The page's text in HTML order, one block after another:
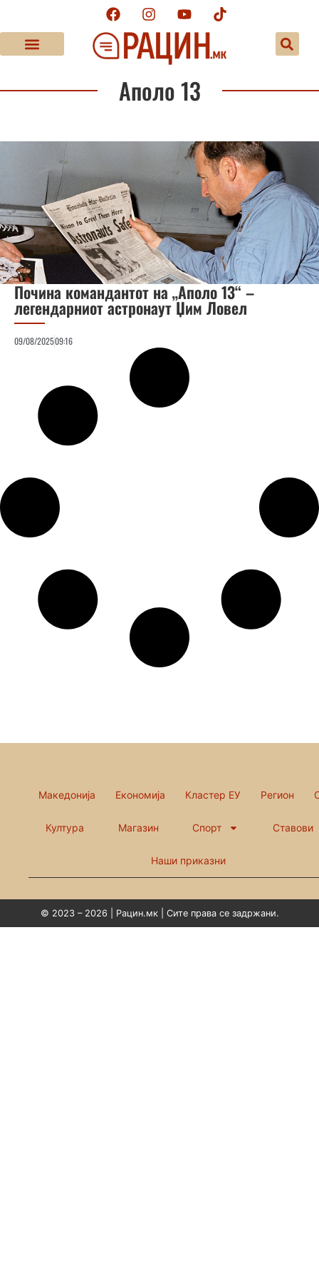
Аполо 13
Почина командантот на „Аполо 13“ –
легендарниот астронаут Џим Ловел
09/08/202509:16
Македонија Економија Кластер ЕУ Регион
Култура Магазин Спорт Ставови
Наши приказни
© 2023 – 2026 | Рацин.мк | Сите права се задржани.